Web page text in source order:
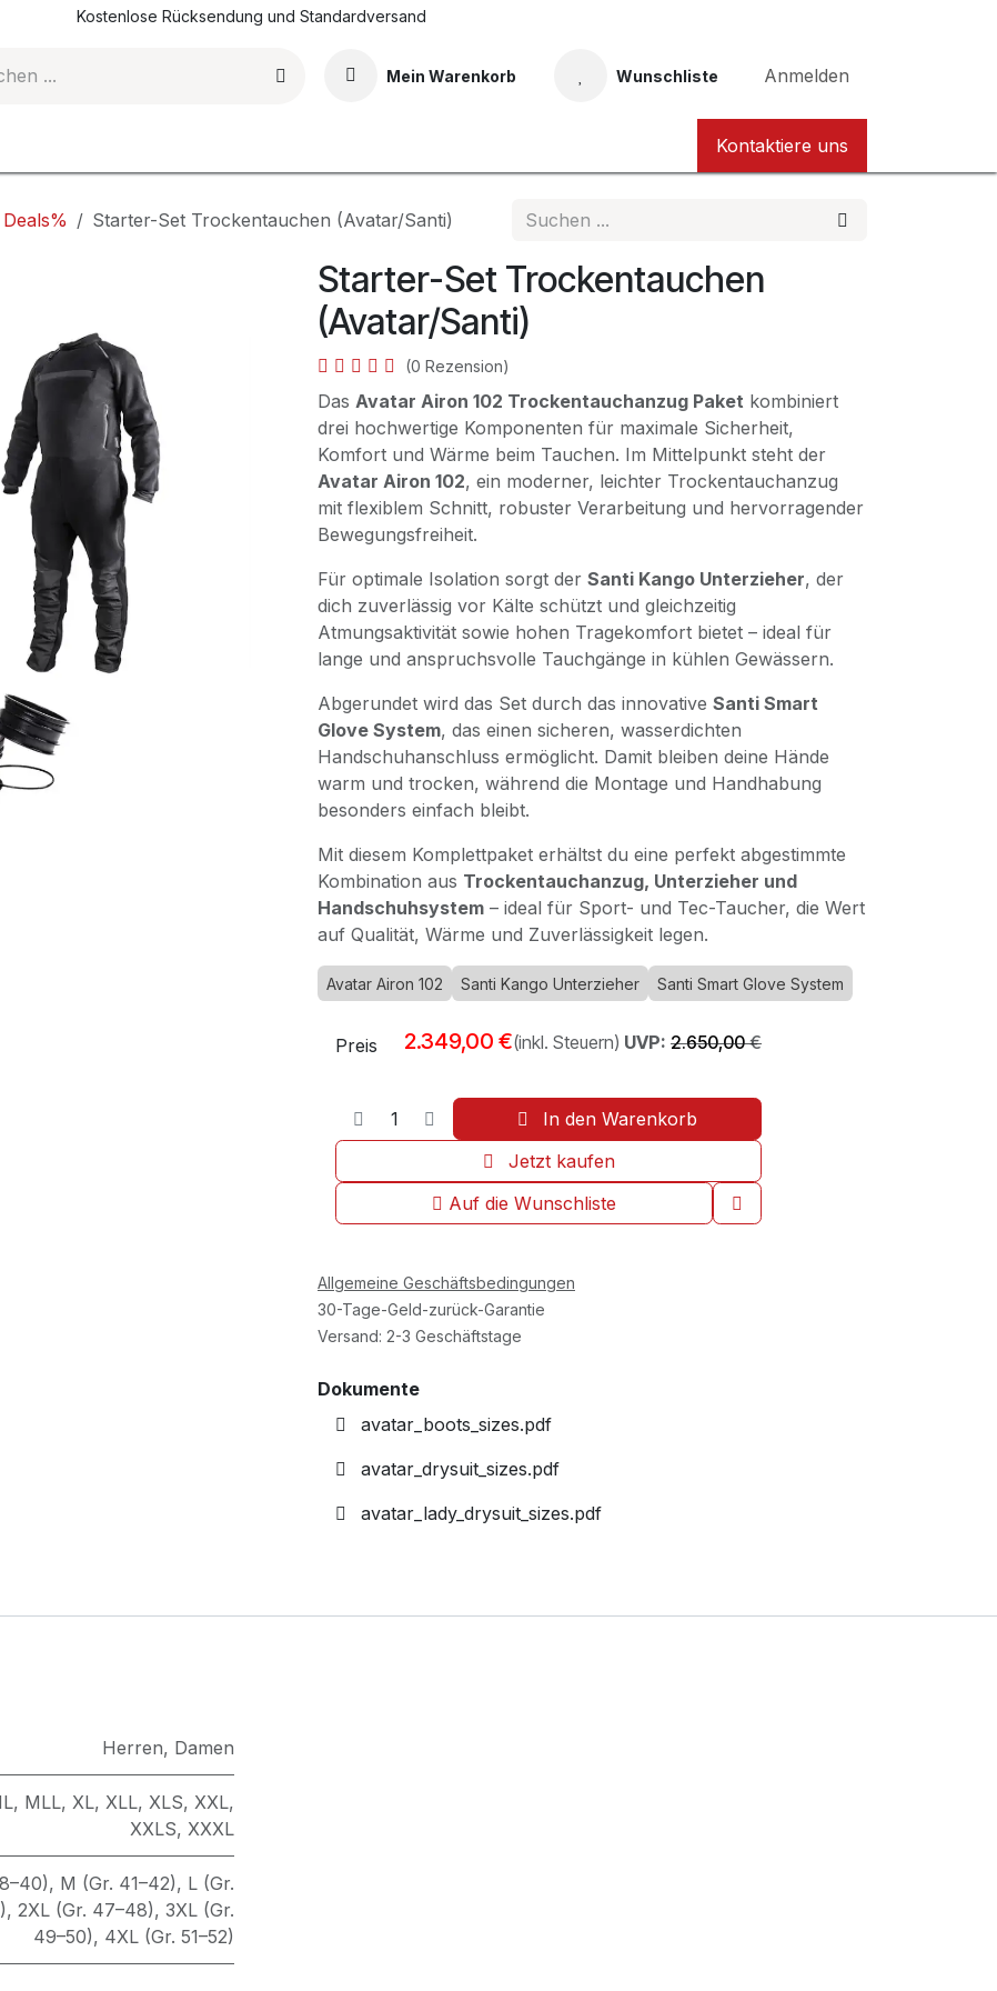
Kostenlose Rücksendung und Standardversand
Mein Warenkorb Wunschliste Anmelden
Taucher Nordhessen KarteKontaktiere uns
Starter-Set Trockentauchen (Avatar/Santi)
Starter-Set Trockentauchen
(Avatar/Santi)
(0 Rezension)
Das Avatar Airon 102 Trockentauchanzug Paket kombiniert
drei hochwertige Komponenten für maximale Sicherheit,
Komfort und Wärme beim Tauchen. Im Mittelpunkt steht der
Avatar Airon 102, ein moderner, leichter Trockentauchanzug
mit flexiblem Schnitt, robuster Verarbeitung und hervorragender
Bewegungsfreiheit.
Für optimale Isolation sorgt der Santi Kango Unterzieher, der
dich zuverlässig vor Kälte schützt und gleichzeitig
Atmungsaktivität sowie hohen Tragekomfort bietet – ideal für
lange und anspruchsvolle Tauchgänge in kühlen Gewässern.
Abgerundet wird das Set durch das innovative Santi Smart
Glove System, das einen sicheren, wasserdichten
Handschuhanschluss ermöglicht. Damit bleiben deine Hände
warm und trocken, während die Montage und Handhabung
besonders einfach bleibt.
Mit diesem Komplettpaket erhältst du eine perfekt abgestimmte
Kombination aus Trockentauchanzug, Unterzieher und
Handschuhsystem – ideal für Sport- und Tec-Taucher, die Wert
auf Qualität, Wärme und Zuverlässigkeit legen.
Avatar Airon 102 Santi Kango Unterzieher Santi Smart Glove System
In den Warenkorb
Jetzt kaufen
Auf die Wunschliste
Preis 2.349,00 €(inkl. Steuern) UVP: 2.650,00€
Allgemeine Geschäftsbedingungen
30-Tage-Geld-zurück-Garantie
Versand: 2-3 Geschäftstage
Dokumente
avatar_boots_sizes.pdf
avatar_drysuit_sizes.pdf
avatar_lady_drysuit_sizes.pdf
Herren, Damen
, MLL, XL, XLL, XLS, XXL,
XXLS, XXXL
, M (Gr. 41–42), L (Gr.
, 2XL (Gr. 47–48), 3XL (Gr.
49–50), 4XL (Gr. 51–52)